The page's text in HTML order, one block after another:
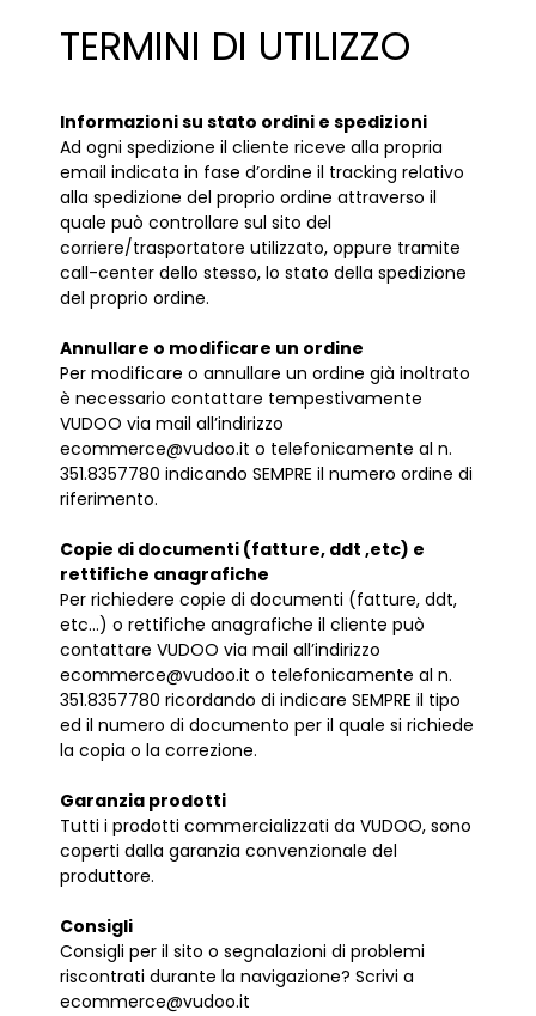
TERMINI DI UTILIZZO
Informazioni su stato ordini e spedizioni
Ad ogni spedizione il cliente riceve alla propria
email indicata in fase d’ordine il tracking relativo
alla spedizione del proprio ordine attraverso il
quale può controllare sul sito del
corriere/trasportatore utilizzato, oppure tramite
call-center dello stesso, lo stato della spedizione
del proprio ordine.
Annullare o modificare un ordine
Per modificare o annullare un ordine già inoltrato
è necessario contattare tempestivamente
VUDOO via mail all’indirizzo
ecommerce@vudoo.it o telefonicamente al n.
351.8357780 indicando SEMPRE il numero ordine di
riferimento.
Copie di documenti (fatture, ddt ,etc) e
rettifiche anagrafiche
Per richiedere copie di documenti (fatture, ddt,
etc...) o rettifiche anagrafiche il cliente può
contattare VUDOO via mail all’indirizzo
ecommerce@vudoo.it o telefonicamente al n.
351.8357780 ricordando di indicare SEMPRE il tipo
ed il numero di documento per il quale si richiede
la copia o la correzione.
Garanzia prodotti
Tutti i prodotti commercializzati da VUDOO, sono
coperti dalla garanzia convenzionale del
produttore.
Consigli
Consigli per il sito o segnalazioni di problemi
riscontrati durante la navigazione? Scrivi a
ecommerce@vudoo.it